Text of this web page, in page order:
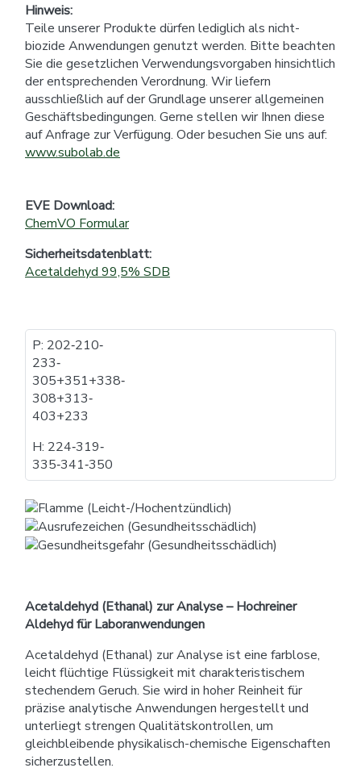
Hinweis:
Teile unserer Produkte dürfen lediglich als nicht-
biozide Anwendungen genutzt werden. Bitte beachten
Sie die gesetzlichen Verwendungsvorgaben hinsichtlich
der entsprechenden Verordnung. Wir liefern
ausschließlich auf der Grundlage unserer allgemeinen
Geschäftsbedingungen. Gerne stellen wir Ihnen diese
auf Anfrage zur Verfügung. Oder besuchen Sie uns auf:
www.subolab.de
EVE Download:
ChemVO Formular
Sicherheitsdatenblatt:
Acetaldehyd 99,5% SDB
P: 202​‐​210​‐​
233​‐​
305+351+338​‐​
308+313​‐​
403+233
H: 224​‐​319​‐​
335​‐​341​‐​350
Acetaldehyd (Ethanal) zur Analyse – Hochreiner
Aldehyd für Laboranwendungen
Acetaldehyd (Ethanal) zur Analyse ist eine farblose,
leicht flüchtige Flüssigkeit mit charakteristischem
stechendem Geruch. Sie wird in hoher Reinheit für
präzise analytische Anwendungen hergestellt und
unterliegt strengen Qualitätskontrollen, um
gleichbleibende physikalisch-chemische Eigenschaften
sicherzustellen.